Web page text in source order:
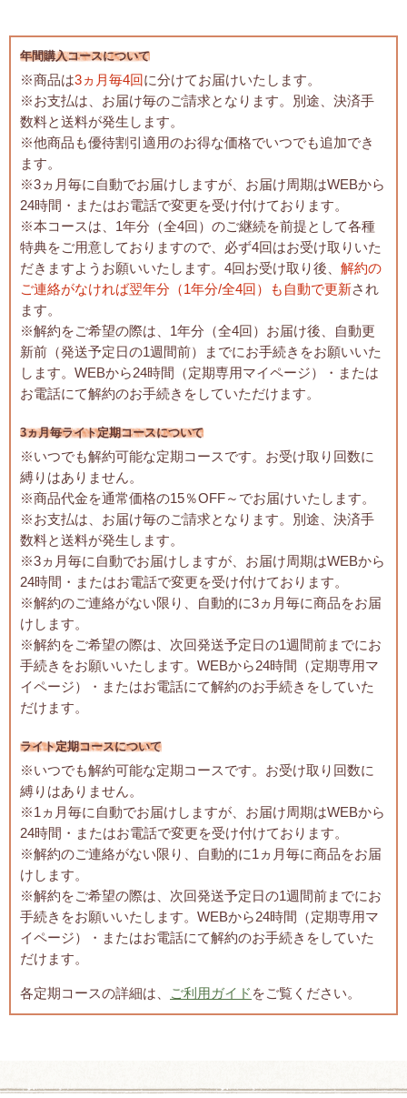
年間購入コースについて
※商品は3ヵ月毎4回 に分けてお届けいたします。
※お支払は、お届け毎のご請求となります。別途、決済手
数料と送料が発生します。
※他商品も優待割引適用のお得な価格でいつでも追加でき
ます。
※3ヵ月毎に自動でお届けしますが、お届け周期はWEBから
24時間・またはお電話で変更を受け付けております。
※本コースは、1年分（全4回）のご継続を前提として各種
特典をご用意しておりますので、必ず4回はお受け取りいた
だきますようお願いいたします。4回お受け取り後、 解約の
ご連絡がなければ翌年分（1年分/全4回）も自動で更新され
ます。
※解約をご希望の際は、1年分（全4回）お届け後、自動更
新前（発送予定日の1週間前）までにお手続きをお願いいた
します。WEBから24時間（定期専用マイページ）・または
お電話にて解約のお手続きをしていただけます。
3ヵ月毎ライト定期コースについて
※いつでも解約可能な定期コースです。お受け取り回数に
縛りはありません。
※商品代金を通常価格の15％OFF～でお届けいたします。
※お支払は、お届け毎のご請求となります。別途、決済手
数料と送料が発生します。
※3ヵ月毎に自動でお届けしますが、お届け周期はWEBから
24時間・またはお電話で変更を受け付けております。
※解約のご連絡がない限り、自動的に3ヵ月毎に商品をお届
けします。
※解約をご希望の際は、次回発送予定日の1週間前までにお
手続きをお願いいたします。WEBから24時間（定期専用マ
イページ）・またはお電話にて解約のお手続きをしていた
だけます。
ライト定期コースについて
※いつでも解約可能な定期コースです。お受け取り回数に
縛りはありません。
※1ヵ月毎に自動でお届けしますが、お届け周期はWEBから
24時間・またはお電話で変更を受け付けております。
※解約のご連絡がない限り、自動的に1ヵ月毎に商品をお届
けします。
※解約をご希望の際は、次回発送予定日の1週間前までにお
手続きをお願いいたします。WEBから24時間（定期専用マ
イページ）・またはお電話にて解約のお手続きをしていた
だけます。
各定期コースの詳細は、 ご利用ガイド をご覧ください。